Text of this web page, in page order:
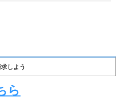
しよう
ら